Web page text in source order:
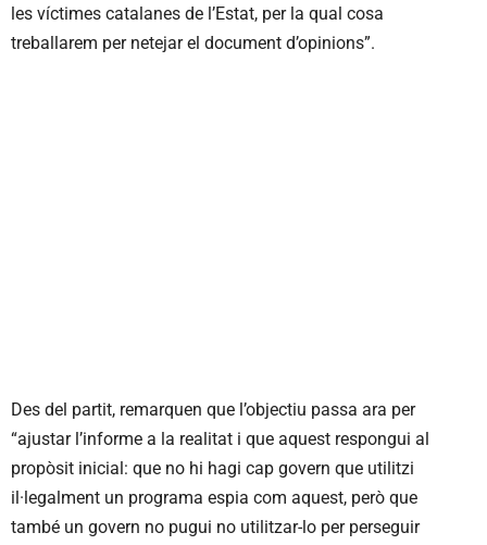
les víctimes catalanes de l’Estat, per la qual cosa
treballarem per netejar el document d’opinions”.
Des del partit, remarquen que l’objectiu passa ara per
“ajustar l’informe a la realitat i que aquest respongui al
propòsit inicial: que no hi hagi cap govern que utilitzi
il·legalment un programa espia com aquest, però que
també un govern no pugui no utilitzar-lo per perseguir